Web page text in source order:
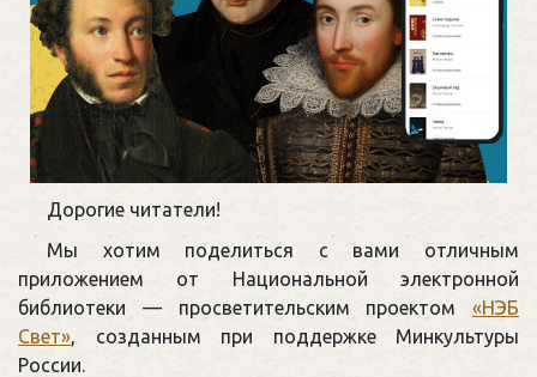
Дорогие читатели!
Мы хотим поделиться с вами отличным
приложением от Национальной электронной
библиотеки — просветительским проектом «НЭБ
Свет», созданным при поддержке Минкультуры
России.